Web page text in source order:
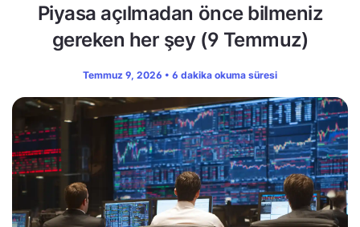
Piyasa açılmadan önce bilmeniz
gereken her şey (9 Temmuz)
Temmuz 9, 2026 • 6 dakika okuma süresi